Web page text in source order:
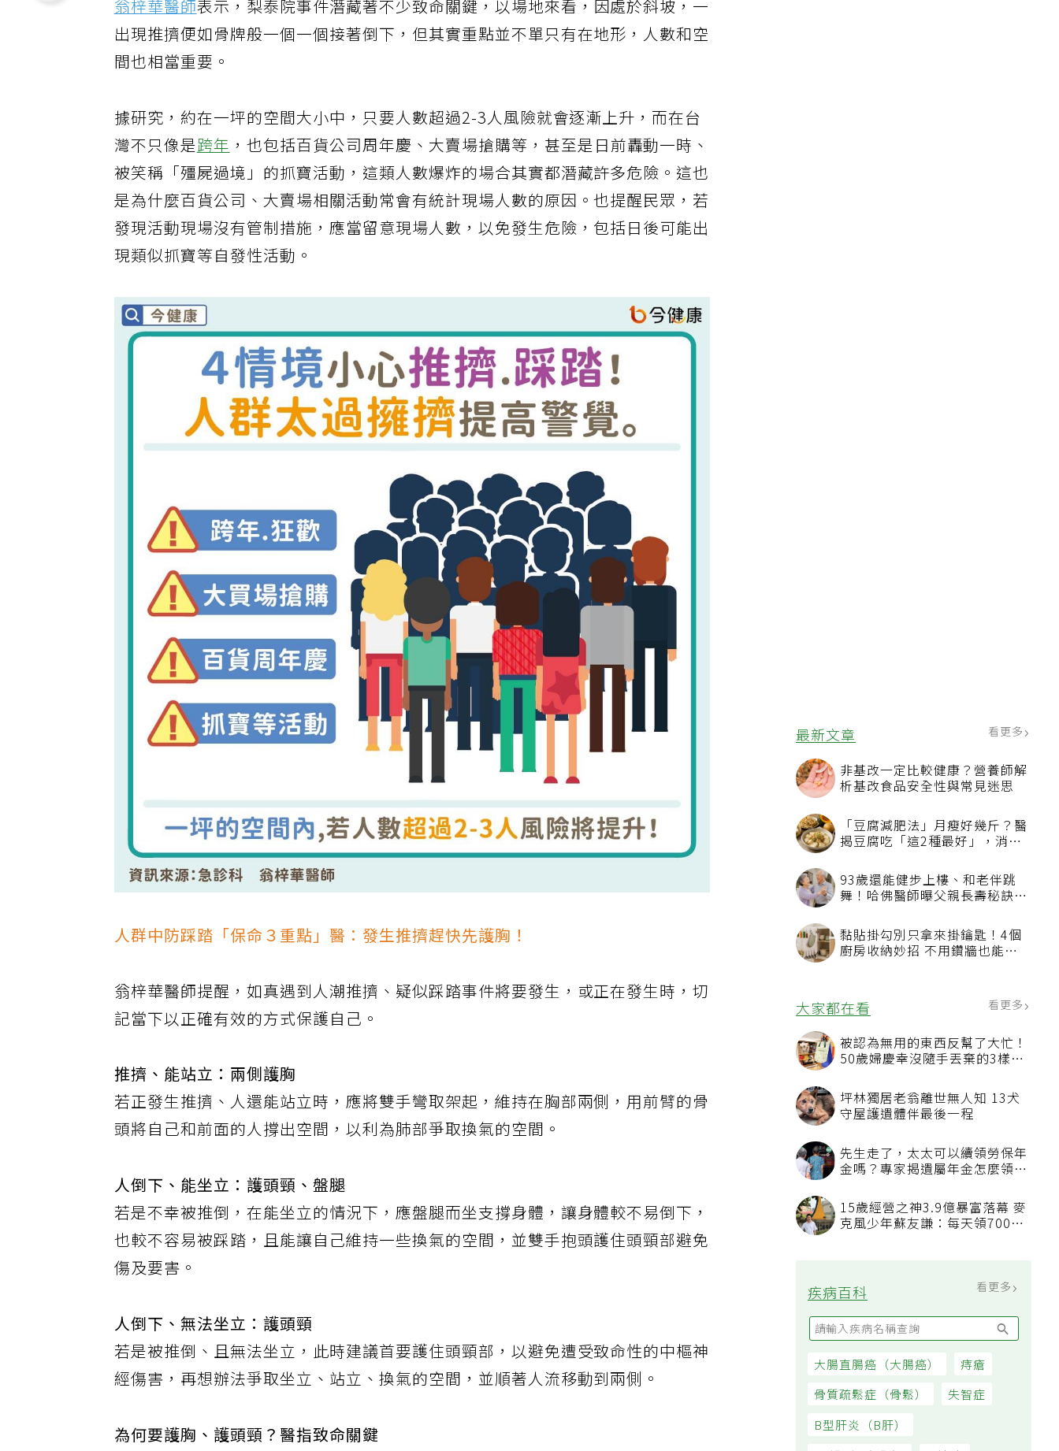
最新文章 看更多
非基改一定比較健康？營養師解
析基改食品安全性與常見迷思
「豆腐減肥法」月瘦好幾斤？醫
揭豆腐吃「這2種最好」，消脹
93歲還能健步上樓、和老伴跳
舞！哈佛醫師曝父親長壽秘訣：
黏貼掛勾別只拿來掛鑰匙！4個
廚房收納妙招 不用鑽牆也能省
大家都在看
被認為無用的東西反幫了大忙！
50歲婦慶幸沒隨手丟棄的3樣物
坪林獨居老翁離世無人知 13犬
守屋護遺體伴最後一程
先生走了，太太可以續領勞保年
看順位還要看資格
15歲經營之神3.9億暴富落幕 麥
疾病百科
翁梓華醫師表示，梨泰院事件潛藏著不少致命關鍵，以場地來看，因處於斜坡，一
出現推擠便如骨牌般一個一個接著倒下，但其實重點並不單只有在地形，人數和空
間也相當重要。
據研究，約在一坪的空間大小中，只要人數超過2-3人風險就會逐漸上升，而在台
灣不只像是跨年 ，也包括百貨公司周年慶、大賣場搶購等，甚至是日前轟動一時、
被笑稱「殭屍過境」的抓寶活動，這類人數爆炸的場合其實都潛藏許多危險。這也
是為什麼百貨公司、大賣場相關活動常會有統計現場人數的原因。也提醒民眾，若
發現活動現場沒有管制措施，應當留意現場人數，以免發生危險，包括日後可能出
現類似抓寶等自發性活動。
人群中防踩踏「保命３重點」醫：發生推擠趕快先護胸！
翁梓華醫師提醒，如真遇到人潮推擠、疑似踩踏事件將要發生，或正在發生時，切
記當下以正確有效的方式保護自己。
推擠、能站立：兩側護胸
若正發生推擠、人還能站立時，應將雙手彎取架起，維持在胸部兩側，用前臂的骨
頭將自己和前面的人撐出空間，以利為肺部爭取換氣的空間。
人倒下、能坐立：護頭頸、盤腿
若是不幸被推倒，在能坐立的情況下，應盤腿而坐支撐身體，讓身體較不易倒下，
也較不容易被踩踏，且能讓自己維持一些換氣的空間，並雙手抱頭護住頭頸部避免
傷及要害。
人倒下、無法坐立：護頭頸
若是被推倒、且無法坐立，此時建議首要護住頭頸部，以避免遭受致命性的中樞神
經傷害，再想辦法爭取坐立、站立、換氣的空間，並順著人流移動到兩側。